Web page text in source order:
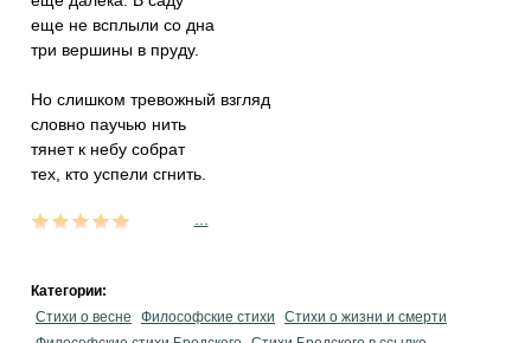
еще не всплыли со дна
три вершины в пруду.
Но слишком тревожный взгляд
словно паучью нить
тянет к небу собрат
тех, кто успели сгнить.
Категории:
Стихи о весне
Философские стихи
Стихи о жизни и смерти